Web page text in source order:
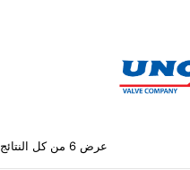
عرض ⁦6⁩ من كل النتائج